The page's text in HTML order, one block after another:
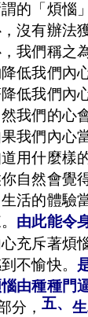
的「煩惱
沒有辦法
我們稱之
低我們內
低我們內
我們的心
我們內心
用什麼樣
自然會覺
活的體驗
由此能令
充斥著煩
不愉快。
由種種門
分，五、